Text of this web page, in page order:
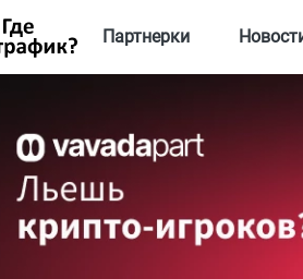
Партнерки